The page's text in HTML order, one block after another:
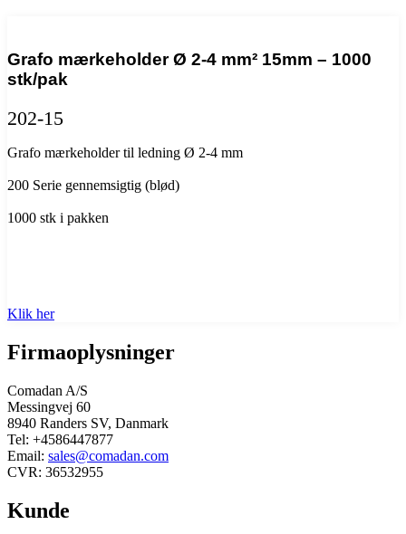
Grafo mærkeholder Ø 2-4 mm² 15mm – 1000
stk/pak
202-15
Grafo mærkeholder til ledning Ø 2-4 mm
200 Serie gennemsigtig (blød)
1000 stk i pakken
Klik her
Firmaoplysninger
Comadan A/S
Messingvej 60
8940 Randers SV, Danmark
Tel: +4586447877
Email: sales@comadan.com
CVR: 36532955
Kunde